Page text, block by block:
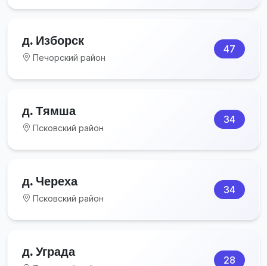
д. Изборск
Печорский район
47
д. Тямша
Псковский район
34
д. Череха
Псковский район
34
д. Уграда
28